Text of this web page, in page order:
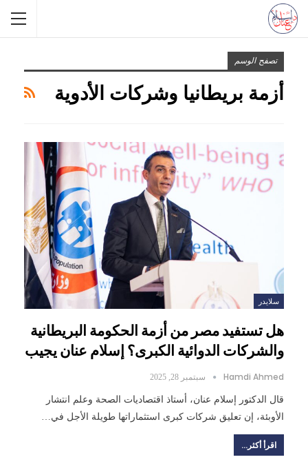
تصفح الوسم
أزمة بريطانيا وشركات الأدوية
سلايدر
هل تستفيد مصر من أزمة الحكومة البريطانية
والشركات الدوائية الكبرى؟ إسلام عنان يجيب
Hamdi Ahmed سبتمبر 28, 2025
قال الدكتور إسلام عنان، أستاذ اقتصاديات الصحة وعلم انتشار
الأوبئة، إن تعليق شركات كبرى استثماراتها طويلة الأجل في…
اقرأ أكثر...